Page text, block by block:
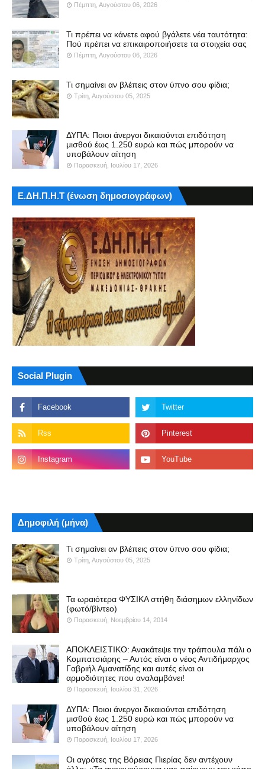
Πέμπτη, Αυγούστου 06, 2026
Τι πρέπει να κάνετε αφού βγάλετε νέα ταυτότητα:
Πού πρέπει να επικαιροποιήσετε τα στοιχεία σας
Πέμπτη, Αυγούστου 06, 2026
Τι σημαίνει αν βλέπεις στον ύπνο σου φίδια;
Τρίτη, Αυγούστου 05, 2025
ΔΥΠΑ: Ποιοι άνεργοι δικαιούνται επιδότηση
μισθού έως 1.250 ευρώ και πώς μπορούν να
υποβάλουν αίτηση
Παρασκευή, Ιουλίου 17, 2026
Ε.ΔΗ.Π.Η.Τ (ένωση δημοσιογράφων)
Social Plugin
Δημοφιλή (μήνα)
Τι σημαίνει αν βλέπεις στον ύπνο σου φίδια;
Τρίτη, Αυγούστου 05, 2025
Τα ωραιότερα ΦΥΣΙΚΑ στήθη διάσημων ελληνίδων
(φωτό/βίντεο)
Παρασκευή, Νοεμβρίου 14, 2014
ΑΠΟΚΛΕΙΣΤΙΚΟ: Ανακάτεψε την τράπουλα πάλι ο
Κομπατσιάρης – Αυτός είναι ο νέος Αντιδήμαρχος
Γαβριήλ Αμανατίδης και αυτές είναι οι
αρμοδιότητες που αναλαμβάνει!
Παρασκευή, Ιουλίου 31, 2026
ΔΥΠΑ: Ποιοι άνεργοι δικαιούνται επιδότηση
μισθού έως 1.250 ευρώ και πώς μπορούν να
υποβάλουν αίτηση
Παρασκευή, Ιουλίου 17, 2026
Οι αγρότες της Βόρειας Πιερίας δεν αντέχουν